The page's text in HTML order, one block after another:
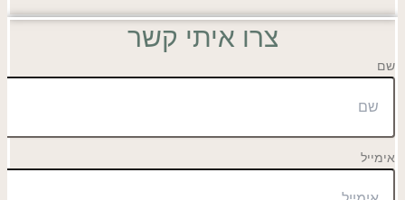
צרו איתי קשר
שם
אימייל